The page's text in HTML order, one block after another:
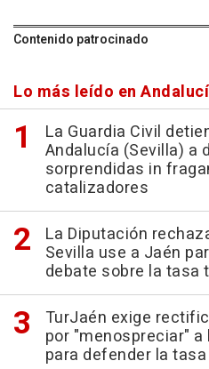
Contenido patrocinado
Lo más leído en
La Guardia Civil
Andalucía (Sevilla) a
sorprendidas in
catalizadores
La Diputación
Sevilla use a Jaén
debate sobre la tasa
TurJaén exige
por "menospreciar"
para defender la